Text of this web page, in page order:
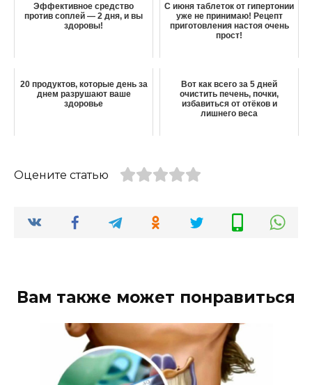
Эффективное средство
против соплей — 2 дня, и вы
здоровы!
С июня таблеток от гипертонии
уже не принимаю! Рецепт
приготовления настоя очень
прост!
20 продуктов, которые день за
днем разрушают ваше
здоровье
Вот как всего за 5 дней
очистить печень, почки,
избавиться от отёков и
лишнего веса
Оцените статью
Вам также может понравиться